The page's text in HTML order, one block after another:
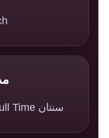
سنتان Full Time أو 4 سنوات Part Time